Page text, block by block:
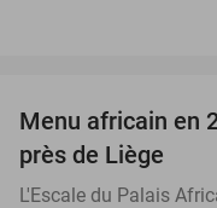
Menu africain en
près de Liège
L'Escale du Palais